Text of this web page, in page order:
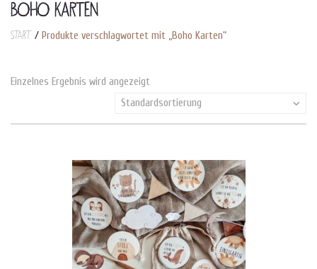
BOHO KARTEN
Start / Produkte verschlagwortet mit „Boho Karten“
Einzelnes Ergebnis wird angezeigt
Standardsortierung